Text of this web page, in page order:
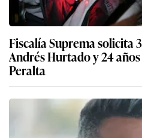
Fiscalía Suprema solicita
Andrés Hurtado y 24
Peralta